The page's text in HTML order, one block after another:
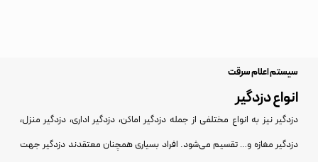
سیستم اعلام سرقت
انواع دزدگیر
دزدگیر نیز به انواع مختلفی از جمله دزدگیر اماکن، دزدگیر اداری، دزدگیر منزل،
دزدگیر مغازه و… تقسیم می‌شود. افراد بسیاری همچنان معتقدند دزدگیر جهت